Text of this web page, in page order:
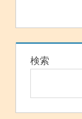
ゲ
ー
シ
ョ
検索